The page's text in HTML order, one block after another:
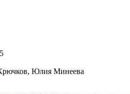
Юлия Минеева